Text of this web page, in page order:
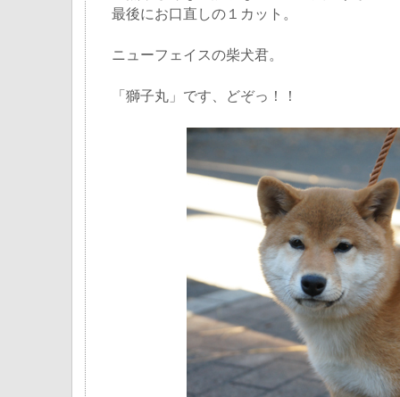
最後にお口直しの１カット。
ニューフェイスの柴犬君。
「獅子丸」です、どぞっ！！